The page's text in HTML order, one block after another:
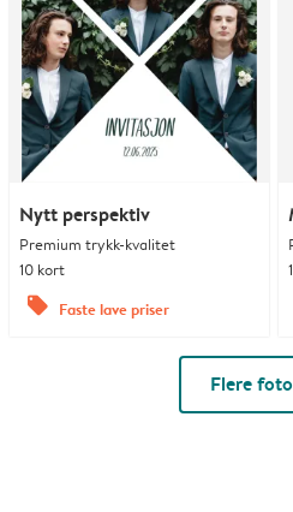
Nytt perspektiv
Premium trykk-kvalitet
10 kort
offers Faste lave priser
Flere